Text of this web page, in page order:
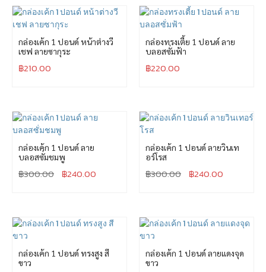
กล่องเค้ก 1 ปอนด์ หน้าต่างวี
เชฟ ลายซากุระ
฿210.00
กล่องทรงเตี้ย 1 ปอนด์ ลาย
บลอสซั่มฟ้า
฿220.00
กล่องเค้ก 1 ปอนด์ ลาย
บลอสซั่มชมพู
฿300.00 ฿240.00
กล่องเค้ก 1 ปอนด์ ลายวินเท
อร์โรส
฿300.00 ฿240.00
กล่องเค้ก 1 ปอนด์ ทรงสูง สี
ขาว
กล่องเค้ก 1 ปอนด์ ลายแดงจุด
ขาว